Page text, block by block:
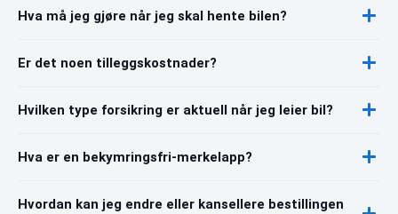
Hva må jeg gjøre når jeg skal hente bilen?
Er det noen tilleggskostnader?
Hvilken type forsikring er aktuell når jeg leier bil?
Hva er en bekymringsfri-merkelapp?
Hvordan kan jeg endre eller kansellere bestillingen